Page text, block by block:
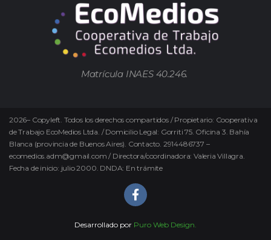
Matrícula INAES 40.246.
2026– Copyleft. Todos los derechos compartidos / Propietario: Cooperativa
de Trabajo EcoMedios Ltda. / Domicilio Legal: Gorriti 75. Oficina 3. Bahía
Blanca (provincia de Buenos Aires). Contacto. 2914486737 –
ecomedios.adm@gmail.com / Directora/coordinadora: Valeria Villagra.
Fecha de inicio: julio 2000. DNDA: En trámite
Desarrollado por Puro Web Design.